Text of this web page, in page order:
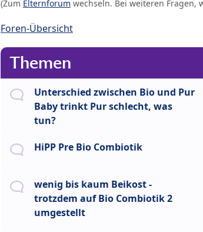
(Zum Elternforum wechseln. Bei weiteren Fragen,
Foren-Übersicht
Themen
Unterschied zwischen Bio und Pur
Baby trinkt Pur schlecht, was
tun?
HiPP Pre Bio Combiotik
wenig bis kaum Beikost -
trotzdem auf Bio Combiotik 2
umgestellt